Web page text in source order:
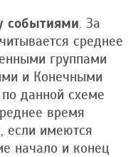
событиями . За
среднее
группами
и Конечными
данной схеме
время
если имеются
начало и конец